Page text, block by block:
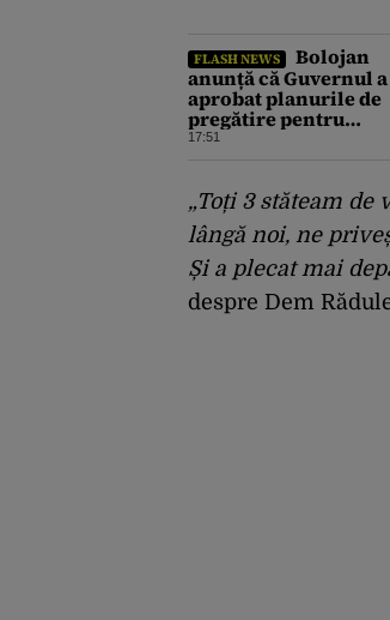
FLASH NEWS
Bolojan
anunță că Guvernul a
aprobat planurile de
pregătire pentru
riscuri în sectorul
consumul populației
17:51
„Toți 3 stăteam de
lângă noi, ne
Și a plecat mai
despre Dem